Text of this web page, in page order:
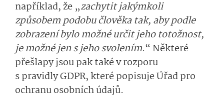
například, že „zachytit jakýmkoli
způsobem podobu člověka tak, aby podle
zobrazení bylo možné určit jeho totožnost,
je možné jen s jeho svolením.“ Něk­teré
přešlapy jsoupaktaké v rozporu
s pravidlyGDPR, které popisuje Úřad pro
ochranu osobních údajů.